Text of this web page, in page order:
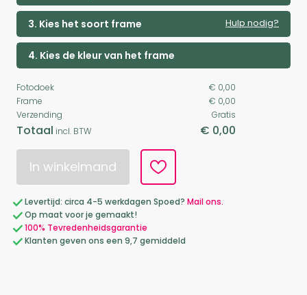
3. Kies het soort frame Hulp nodig?
4. Kies de kleur van het frame
Fotodoek
€ 0,00
Frame
€ 0,00
Verzending
Gratis
Totaal incl. BTW € 0,00
In winkelmand
Levertijd: circa 4-5 werkdagen Spoed? Mail ons.
Op maat voor je gemaakt!
100% Tevredenheidsgarantie
Klanten geven ons een 9,7 gemiddeld